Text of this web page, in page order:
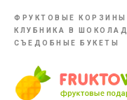
ФРУКТОВЫЕ КОРЗИНЫ
КЛУБНИКА В
СЪЕДОБНЫЕ БУКЕТЫ